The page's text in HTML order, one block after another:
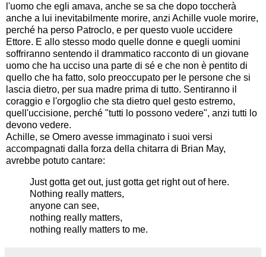
l'uomo che egli amava, anche se sa che dopo toccherà
anche a lui inevitabilmente morire, anzi Achille vuole morire,
perché ha perso Patroclo, e per questo vuole uccidere
Ettore. E allo stesso modo quelle donne e quegli uomini
soffriranno sentendo il drammatico racconto di un giovane
uomo che ha ucciso una parte di sé e che non è pentito di
quello che ha fatto, solo preoccupato per le persone che si
lascia dietro, per sua madre prima di tutto. Sentiranno il
coraggio e l'orgoglio che sta dietro quel gesto estremo,
quell'uccisione, perché "tutti lo possono vedere", anzi tutti lo
devono vedere.
Achille, se Omero avesse immaginato i suoi versi
accompagnati dalla forza della chitarra di Brian May,
avrebbe potuto cantare:
Just gotta get out, just gotta get right out of here.
Nothing really matters,
anyone can see,
nothing really matters,
nothing really matters to me.